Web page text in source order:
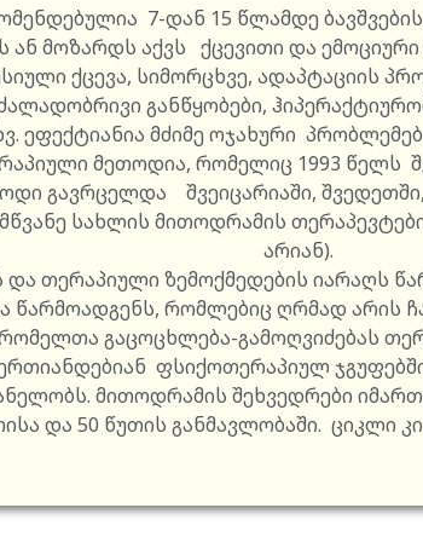
7-დან 15 წლამდე
ან მოზარდს აქვს ქცევითი და
ქცევა, სიმორცხვე, ადაპტაციის
განწყობები,
ეფექტიანია მძიმე ოჯახური
მეთოდია, რომელიც 1993 წელს
გავრცელდა შვეიცარიაში, შვედეთში,
სახლის მითოდრამის
არიან).
თერაპიული ზემოქმედების იარაღს
წარმოადგენს, რომლებიც ღრმად არის
გაცოცხლება-გამოღვიძებას
ფსიქოთერაპიულ
მითოდრამის შეხვედრები
და 50 წუთის განმავლობაში. ციკლი კი